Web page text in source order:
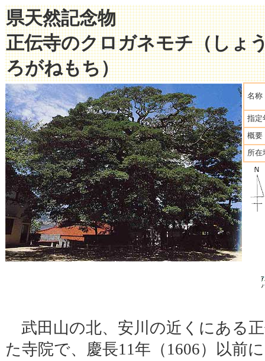
県天然記念物
正伝寺のクロガネモチ（しょ
ろがねもち）
名称
指定
概要
所在
武田山の北、安川の近くにある
た寺院で、慶長11年（1606）以前